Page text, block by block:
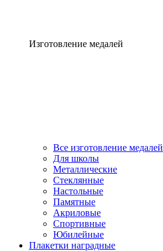
Изготовление медалей
Все изготовление медалей
Для школы
Металлические
Стеклянные
Настольные
Памятные
Акриловые
Спортивные
Юбилейные
Плакетки наградные